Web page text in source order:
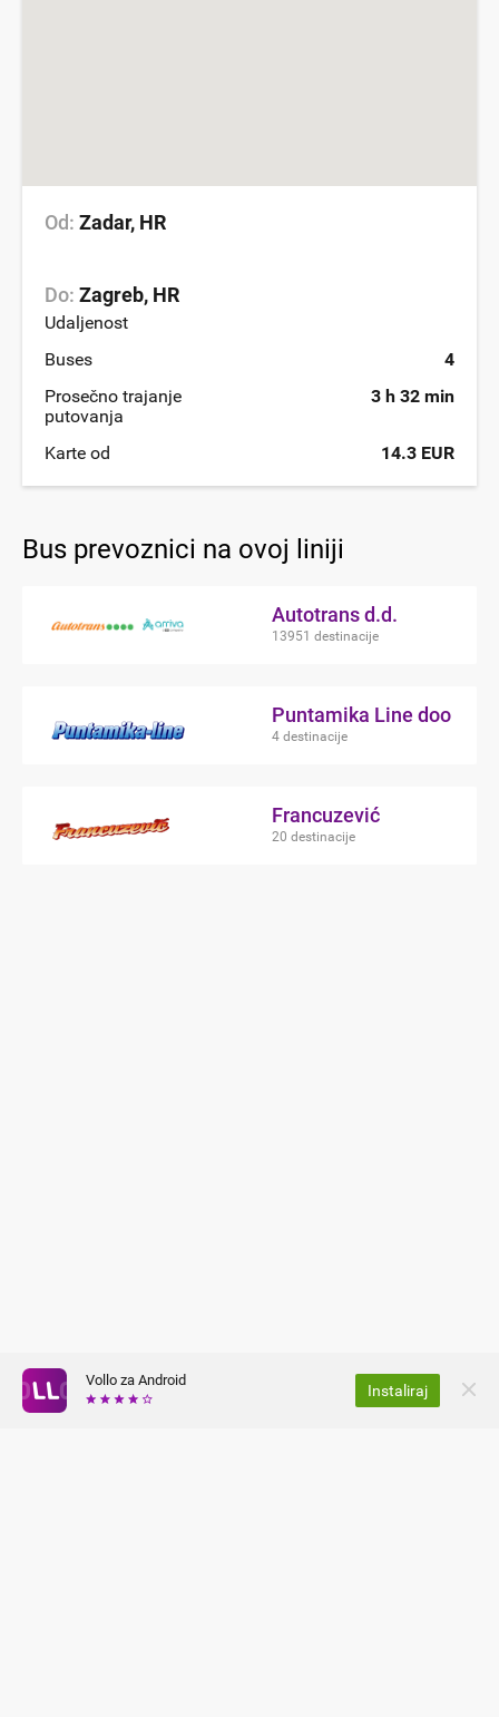
Vollo za Android
Instaliraj
Od: Zadar, HR
Do: Zagreb, HR
Udaljenost
Buses
4
Prosečno trajanje
putovanja
3 h 32 min
Karte od 14.3 EUR
Bus prevoznici na ovoj liniji
Autotrans d.d.
13951 destinacije
Puntamika Line doo
4 destinacije
Francuzević
20 destinacije